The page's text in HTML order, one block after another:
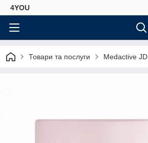
4YOU
Товари та послуги Medactive JD